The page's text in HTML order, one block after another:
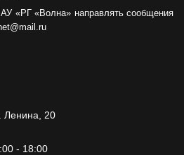
«РГ «Волна» направлять сообщения
Ленина, 20
- 18:00